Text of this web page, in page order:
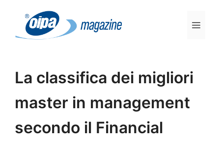
contenuto
La classifica dei migliori
master in management
secondo il Financial